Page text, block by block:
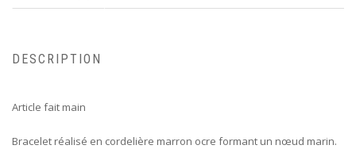
DESCRIPTION
Article fait main
Bracelet réalisé en cordelière marron ocre formant un nœud marin.